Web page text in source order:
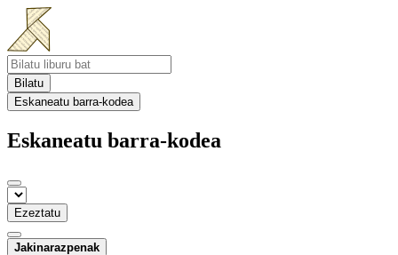
Bilatu
Eskaneatu barra-kodea
Eskaneatu barra-kodea
Ezeztatu
Jakinarazpenak